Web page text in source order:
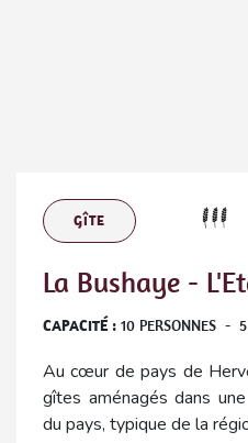
GÎTE
La Bushaye -
CAPACITÉ : 10 PERSONNES - 5
Au cœur de pays de
gîtes aménagés dans
du pays, typique de la